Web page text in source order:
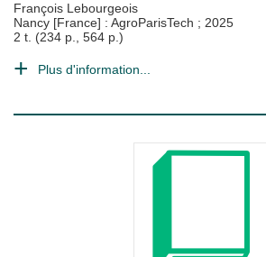
François Lebourgeois
Nancy [France] : AgroParisTech ; 2025
2 t. (234 p., 564 p.)
Plus d'information...